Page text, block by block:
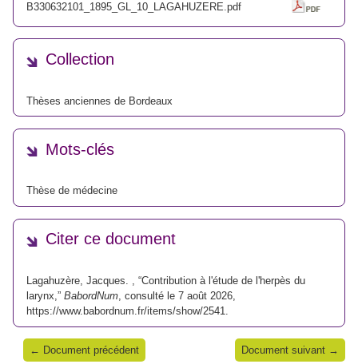
B330632101_1895_GL_10_LAGAHUZERE.pdf
Collection
Thèses anciennes de Bordeaux
Mots-clés
Thèse de médecine
Citer ce document
Lagahuzère, Jacques. , “Contribution à l'étude de l'herpès du
larynx,” BabordNum , consulté le 7 août 2026,
https://www.babordnum.fr/items/show/2541
← Document précédent Document suivant →